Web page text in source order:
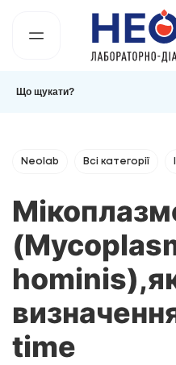
Neolab Всі категорії
time